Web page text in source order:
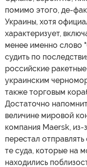
помимо этого, де-
Украины, хотя
характеризует,
менее именно слово
судить по
российские
украинским
также торговым
Достаточно
величине мировой
компания Maersk,
перестал
те суда, которые на
находились